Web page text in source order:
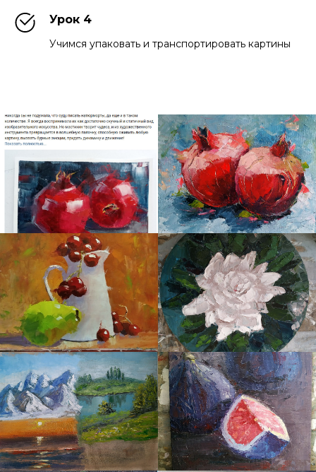
Урок 4
Учимся упаковать и транспортировать картины